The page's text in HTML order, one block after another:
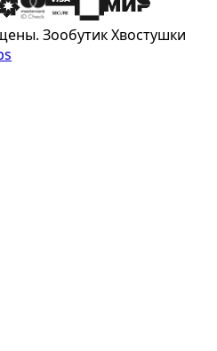
Зообутик Хвостушки